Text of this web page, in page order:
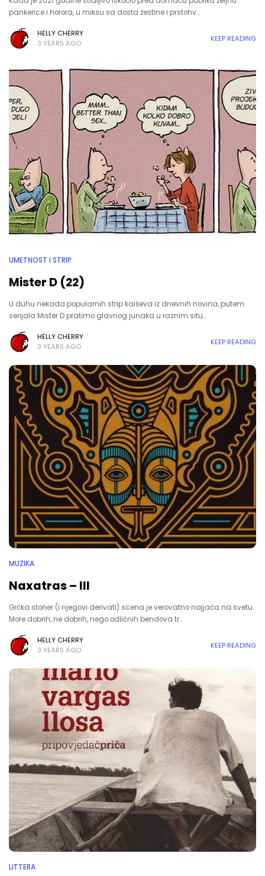
pankerice i horora, u miksu sa dosta žestine i prstohv…
HELLY CHERRY
3 YEARS AGO
KEEP READING
UMETNOST I STRIP
Mister D (22)
U duhu nekada popularnih strip kaiševa iz dnevnih novina, putem
serijala Mister D pratimo glavnog junaka u raznim situ…
HELLY CHERRY
3 YEARS AGO
KEEP READING
MUZIKA
Naxatras – III
Grčka stoner (i njegovi derivati) scena je verovatno najjača na svetu.
More dobrih, ne dobrih, nego odličnih bendova tr…
HELLY CHERRY
3 YEARS AGO
KEEP READING
LITTERA